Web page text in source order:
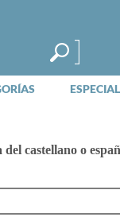
castellano o